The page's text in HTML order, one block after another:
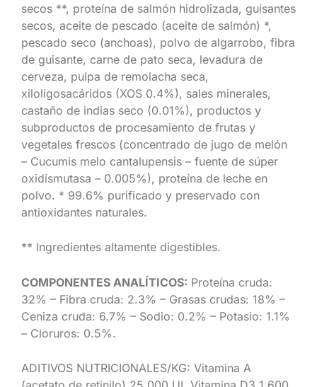
secos **, proteína de salmón hidrolizada, guisantes
secos, aceite de pescado (aceite de salmón) *,
pescado seco (anchoas), polvo de algarrobo, fibra
de guisante, carne de pato seca, levadura de
cerveza, pulpa de remolacha seca,
xiloligosacáridos (XOS 0.4%), sales minerales,
castaño de indias seco (0.01%), productos y
subproductos de procesamiento de frutas y
vegetales frescos (concentrado de jugo de melón
– Cucumis melo cantalupensis – fuente de súper
oxidismutasa – 0.005%), proteína de leche en
polvo. * 99.6% purificado y preservado con
antioxidantes naturales.
** Ingredientes altamente digestibles.
COMPONENTES ANALÍTICOS: Proteína cruda:
32% – Fibra cruda: 2.3% – Grasas crudas: 18% –
Ceniza cruda: 6.7% – Sodio: 0.2% – Potasio: 1.1%
– Cloruros: 0.5%.
ADITIVOS NUTRICIONALES/KG: Vitamina A